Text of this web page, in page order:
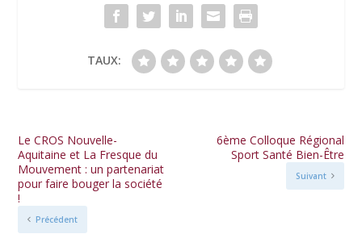
TAUX:
Le CROS Nouvelle-
Aquitaine et La Fresque du
Mouvement : un partenariat
pour faire bouger la société
!
Précédent
6ème Colloque Régional
Sport Santé Bien-Être
Suivant